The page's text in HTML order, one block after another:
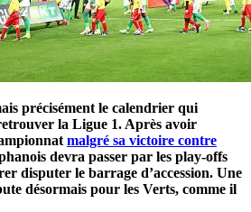
précisément le calendrier qui
la Ligue 1. Après avoir
malgré sa victoire contre
devra passer par les play-offs
disputer le barrage d’accession. Une
désormais pour les Verts, comme il